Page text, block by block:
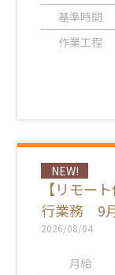
基準時間
作業工程
NEW!
【リモー
行業務 9
2026/08/04
月給